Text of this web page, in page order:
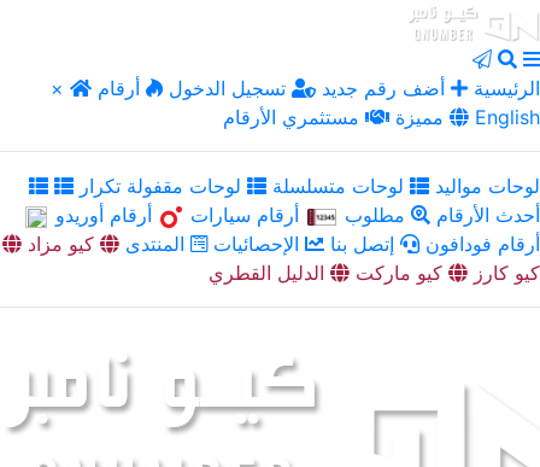
× الرئيسية أضف رقم جديد تسجيل الدخول
أرقام
مميزة
مستثمري الأرقام English
لوحات مواليد لوحات متسلسلة
لوحات مقفولة تكرار
أحدث الأرقام
مطلوب أرقام سيارات
أرقام أوريدو
أرقام فودافون
إتصل بنا الإحصائيات المنتدى
كيو مزاد
كيو كارز
كيو ماركت الدليل القطري